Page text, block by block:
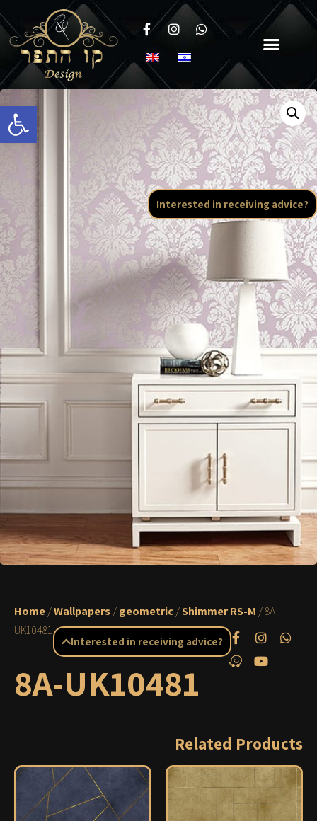
Open toolbar
Home/Wallpapers/geometric/Shimmer RS-M / 8A-
UK10481
8A-UK10481
Related Products
Interested in receiving advice?
Interested in receiving advice?